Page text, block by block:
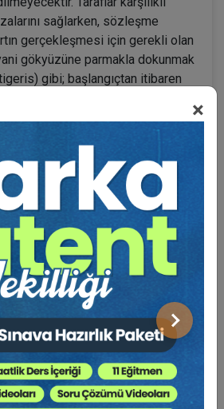
×
Sonraki
sağlarken, sözleşme
gerçekleşmesi için gerekli olan
gökyüzüne parmakla dokunmak
gibi; başlangıçtan itibaren
Bu durumda, şartı koyan
ile bağlanmayı istemediği
sadece mutlak bir imkânsızlık
Olağanüstü denilebilecek
üstesinden gelinemeyen olay da,
olacaktır. İmkânsızlık, mücbir
Bozucu şarta bağlı bir askı
suspensive), yani gerçekleşeceği
olaya karşılık; gerçekleşmesi
(Si non caelum digito tetigeris),
olasılığına bağlanmış
olayın tipine bağlı değil, aynı
niyetlerine de bağlıdır.